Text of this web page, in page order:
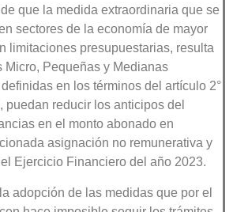
que la medida extraordinaria que se
sectores de la economía de mayor
limitaciones presupuestarias, resulta
Micro, Pequeñas y Medianas
en los términos del artículo 2°
puedan reducir los anticipos del
en el monto abonado en
asignación no remunerativa y
Ejercicio Financiero del año 2023.
adopción de las medidas que por el